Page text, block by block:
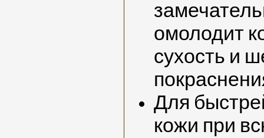
омолодит
сухость и
Для
кожи при